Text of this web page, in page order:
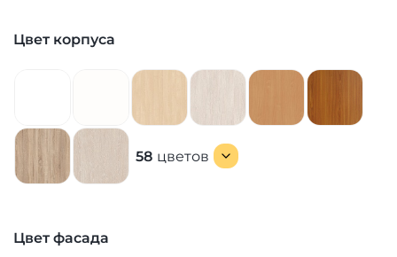
Цвет корпуса
58 цветов
Цвет фасада